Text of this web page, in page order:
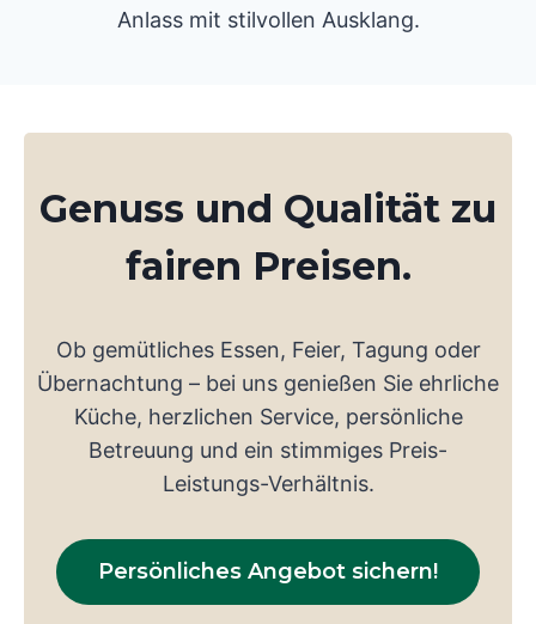
Anlass mit stilvollen Ausklang.
Genuss und Qualität zu
fairen Preisen.
Ob gemütliches Essen, Feier, Tagung oder
Übernachtung – bei uns genießen Sie ehrliche
Küche, herzlichen Service, persönliche
Betreuung und ein stimmiges Preis-
Leistungs-Verhältnis.
Persönliches Angebot sichern!